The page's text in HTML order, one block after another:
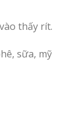
thấy rít.
sữa, mỹ